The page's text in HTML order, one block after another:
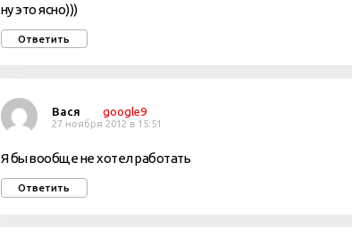
ну это ясно)))
Ответить
Вася google9
27 ноября 2012 в 15:51
Я бы вообще не хотел работать
Ответить